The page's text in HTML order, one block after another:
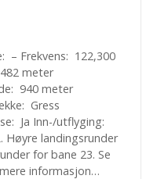
– Frekvens: 122,300
meter
940 meter
Gress
Ja Inn-/utflyging:
Høyre landingsrunder
for bane 23. Se
informasjon…